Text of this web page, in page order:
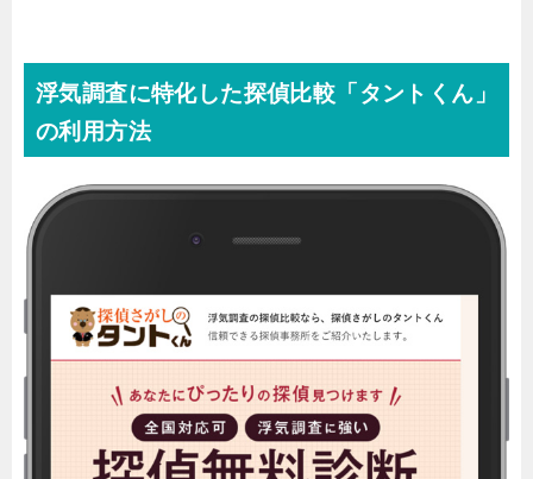
浮気調査に特化した探偵比較「タントくん」
の利用方法